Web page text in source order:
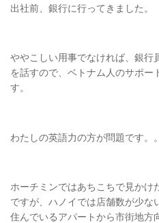
出社前、銀行に行ってきました。
ややこしい用事でなければ、銀行
を話すので、ベトナム人のサポー
す。
わたしの英語力の方が問題です。
ホーチミンではあちこちで見かけ
ですが、ハノイでは店舗数が少な
住んでいるアパートから市街地方